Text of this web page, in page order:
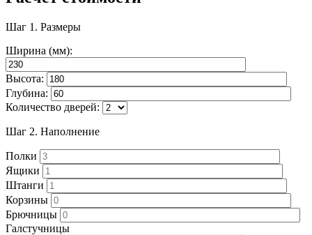
Шаг 1. Размеры
Ширина (мм):
Высота:
Глубина:
Количество дверей:
Шаг 2. Наполнение
Полки
Ящики
Штанги
Корзины
Брючницы
Галстучницы